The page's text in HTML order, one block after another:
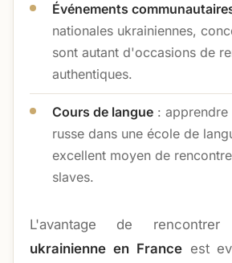
Événements
nationales ukrainiennes,
sont autant d'occasions de
authentiques.
Cours de langue :
russe dans une école de
excellent moyen de
slaves.
L'avantage de
ukrainienne en Franceest